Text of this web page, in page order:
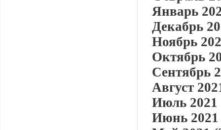
Январь
Декабрь
Ноябрь
Октябрь
Сентябрь
Август
Июль 2021
Июнь 2021